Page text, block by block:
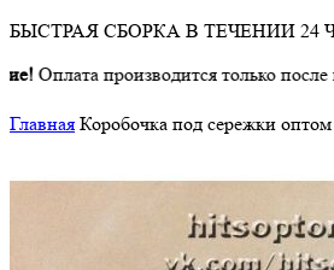
БЫСТРАЯ СБОРКА В ТЕЧЕНИИ 24
Оплата производится только после
Главная Коробочка под сережки оптом